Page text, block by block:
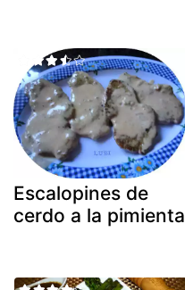
Escalopines de
cerdo a la pimienta